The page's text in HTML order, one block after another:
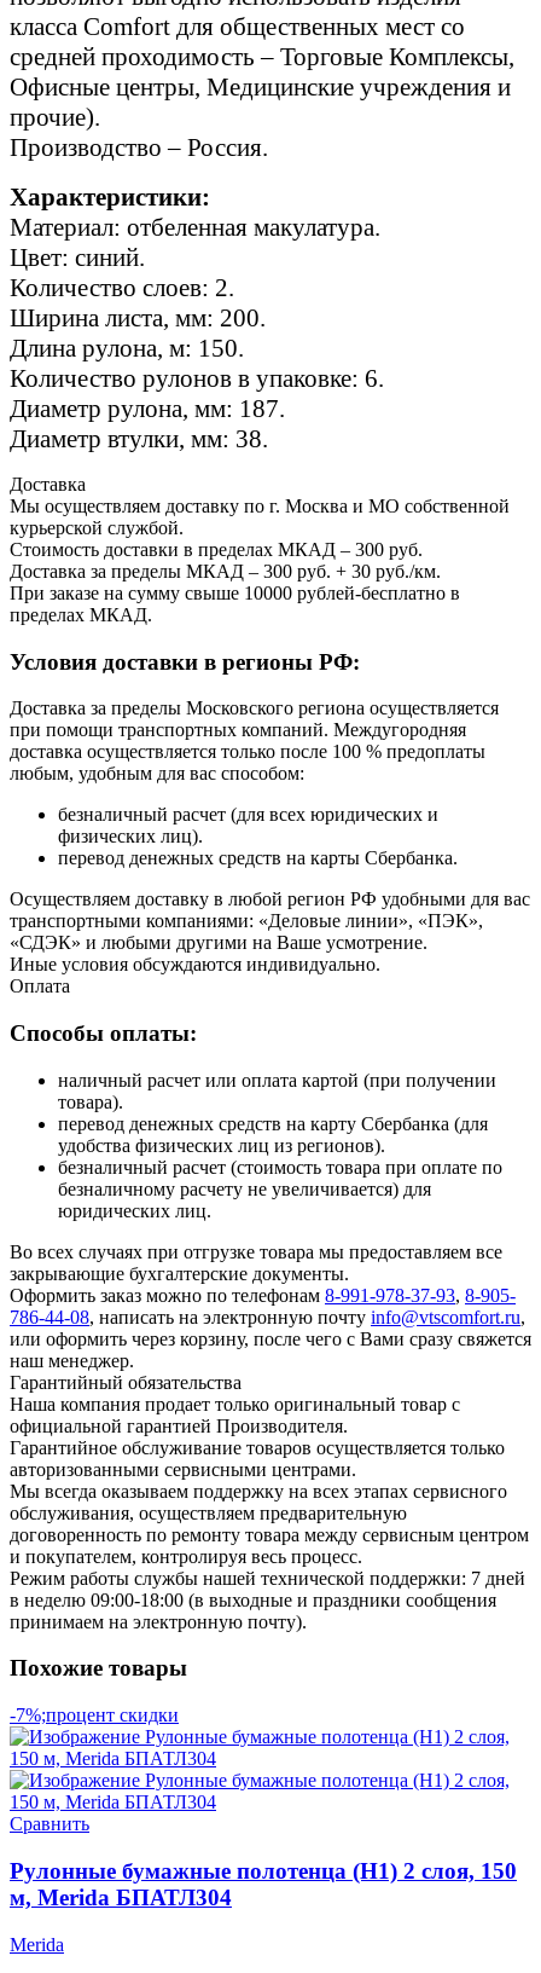
класса Comfort для общественных мест со
средней проходимость – Торговые Комплексы,
Офисные центры, Медицинские учреждения и
прочие).
Производство – Россия.
Характеристики:
Материал: отбеленная макулатура.
Цвет: синий.
Количество слоев: 2.
Ширина листа, мм: 200.
Длина рулона, м: 150.
Количество рулонов в упаковке: 6.
Диаметр рулона, мм: 187.
Диаметр втулки, мм: 38.
Доставка
Мы осуществляем доставку по г. Москва и МО собственной
курьерской службой.
Стоимость доставки в пределах МКАД – 300 руб.
Доставка за пределы МКАД – 300 руб. + 30 руб./км.
При заказе на сумму свыше 10000 рублей-бесплатно в
пределах МКАД.
Условия доставки в регионы РФ:
Доставка за пределы Московского региона осуществляется
при помощи транспортных компаний. Междугородняя
доставка осуществляется только после 100 % предоплаты
любым, удобным для вас способом:
безналичный расчет (для всех юридических и
физических лиц).
перевод денежных средств на карты Сбербанка.
Осуществляем доставку в любой регион РФ удобными для вас
транспортными компаниями: «Деловые линии», «ПЭК»,
«СДЭК» и любыми другими на Ваше усмотрение.
Иные условия обсуждаются индивидуально.
Оплата
Способы оплаты:
наличный расчет или оплата картой (при получении
товара).
перевод денежных средств на карту Сбербанка (для
удобства физических лиц из регионов).
безналичный расчет (стоимость товара при оплате по
безналичному расчету не увеличивается) для
юридических лиц.
Во всех случаях при отгрузке товара мы предоставляем все
закрывающие бухгалтерские документы.
Оформить заказ можно по телефонам 8-991-978-37-93, 8-905-
786-44-08, написать на электронную почту info@vtscomfort.ru,
или оформить через корзину, после чего с Вами сразу свяжется
наш менеджер.
Гарантийный обязательства
Наша компания продает только оригинальный товар с
официальной гарантией Производителя.
Гарантийное обслуживание товаров осуществляется только
авторизованными сервисными центрами.
Мы всегда оказываем поддержку на всех этапах сервисного
обслуживания, осуществляем предварительную
договоренность по ремонту товара между сервисным центром
и покупателем, контролируя весь процесс.
Режим работы службы нашей технической поддержки: 7 дней
в неделю 09:00-18:00 (в выходные и праздники сообщения
принимаем на электронную почту).
Похожие товары
-7%;процент скидки
Сравнить
Рулонные бумажные полотенца (H1) 2 слоя, 150
м, Merida БПАТЛ304
Merida